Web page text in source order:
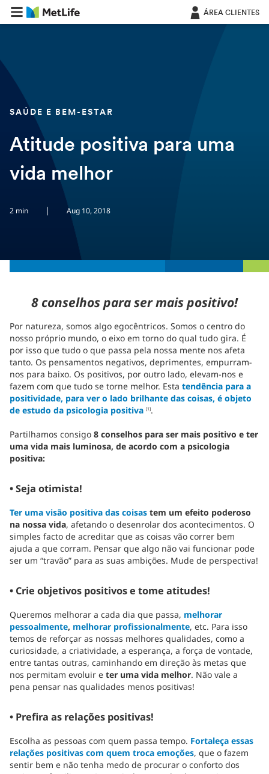
Saltar navegação ÁREA CLIENTES
SAÚDE E BEM-ESTAR
Atitude positiva para uma
vida melhor
2 min | Aug 10, 2018
8 conselhos para ser mais positivo!
Por natureza, somos algo egocêntricos. Somos o centro do
nosso próprio mundo, o eixo em torno do qual tudo gira. É
por isso que tudo o que passa pela nossa mente nos afeta
tanto. Os pensamentos negativos, deprimentes, empurram-
nos para baixo. Os positivos, por outro lado, elevam-nos e
fazem com que tudo se torne melhor. Esta tendência para a
positividade, para ver o lado brilhante das coisas, é objeto
de estudo da psicologia positiva [1].
Partilhamos consigo 8 conselhos para ser mais positivo e ter
uma vida mais luminosa, de acordo com a psicologia
positiva:
• Seja otimista!
Ter uma visão positiva das coisas tem um efeito poderoso
na nossa vida, afetando o desenrolar dos acontecimentos. O
simples facto de acreditar que as coisas vão correr bem
ajuda a que corram. Pensar que algo não vai funcionar pode
ser um “travão” para as suas ambições. Mude de perspectiva!
• Crie objetivos positivos e tome atitudes!
Queremos melhorar a cada dia que passa, melhorar
pessoalmente, melhorar profissionalmente, etc. Para isso
temos de reforçar as nossas melhores qualidades, como a
curiosidade, a criatividade, a esperança, a força de vontade,
entre tantas outras, caminhando em direção às metas que
nos permitam evoluir e ter uma vida melhor. Não vale a
pena pensar nas qualidades menos positivas!
• Prefira as relações positivas!
Escolha as pessoas com quem passa tempo. Fortaleça essas
relações positivas com quem troca emoções, que o fazem
sentir bem e não tenha medo de procurar o conforto dos